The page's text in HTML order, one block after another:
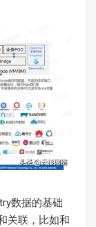
数据的基础
关联，比如和